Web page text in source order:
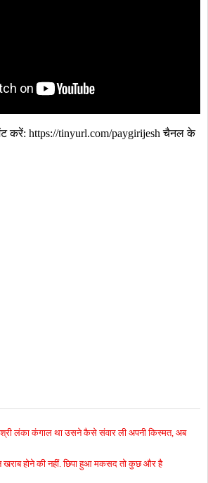
करें: https://tinyurl.com/paygirijesh चैनल के
लंका कंगाल था उसने कैसे संवार ली अपनी किस्मत, अब
खराब होने की नहीं. छिपा हुआ मकसद तो कुछ और है